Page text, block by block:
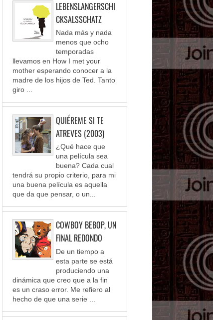
LEBENSLANGERSCHI
CKSALSSCHATZ
Nada más y nada
menos que ocho
temporadas
llevamos en How I met your
mother esperando conocer a la
madre de los hijos de Ted. Tanto
giro ...
QUIÉREME SI TE
ATREVES (2003)
¿Qué hace que
una película sea
buena? Cada cual
tendrá su propio criterio, para mi
una buena película es aquella
que da que pensar, o un...
COWBOY BEBOP, UN
FINAL REDONDO
De un tiempo a
esta parte se está
produciendo una
dinámica que creo que a la fin
es un craso error. Me refiero al
hecho de que una serie ...